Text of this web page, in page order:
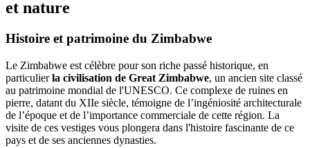
et nature
Histoire et patrimoine du Zimbabwe
Le Zimbabwe est célèbre pour son riche passé historique, en
particulierla civilisation de Great Zimbabwe, un ancien site classé
au patrimoine mondial de l'UNESCO. Ce complexe de ruines en
pierre, datant du XIIe siècle, témoigne de l’ingéniosité architecturale
de l’époque et de l’importance commerciale de cette région. La
visite de ces vestiges vous plongera dans l'histoire fascinante de ce
pays et de ses anciennes dynasties.